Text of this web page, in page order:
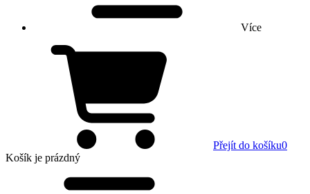
Více
Přejít do košíku0
Košík je prázdný